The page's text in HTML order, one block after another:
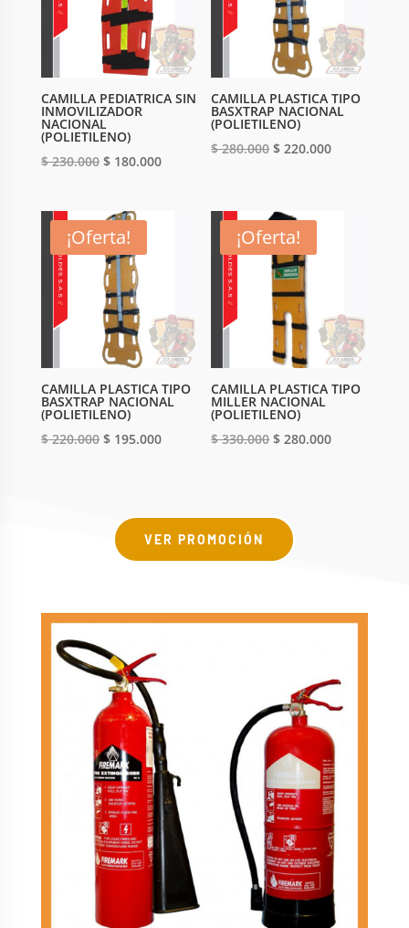
CAMILLA PEDIATRICA SIN
INMOVILIZADOR
NACIONAL
(POLIETILENO)
$230.000 Original
was:
$ 230.000.
$180.000Current
CAMILLA PLASTICA TIPO
BASXTRAP NACIONAL
(POLIETILENO)
$280.000 Original
$ 280.000.
$ 220.000Current
¡Oferta!
CAMILLA PLASTICA TIPO
BASXTRAP NACIONAL
(POLIETILENO)
$220.000 Original
$195.000Current
¡Oferta!
CAMILLA PLASTICA TIPO
MILLER NACIONAL
(POLIETILENO)
$330.000 Original
$ 280.000Current
VER PROMOCIÓN